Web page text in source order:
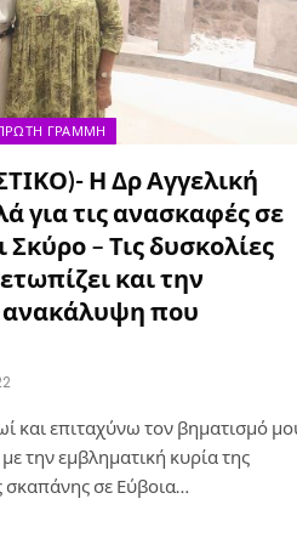
ΓΡΑΜΜΉ
Η Δρ Αγγελική
για τις ανασκαφές σε
Σκύρο – Τις δυσκολίες
και την
που
και επιταχύνω τον βηματισμό
την εμβληματική κυρία της
σκαπάνης σε Εύβοια…